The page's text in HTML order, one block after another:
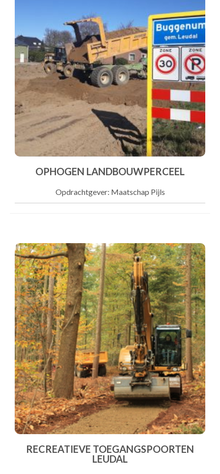
OPHOGEN LANDBOUWPERCEEL
Opdrachtgever: Maatschap Pijls
RECREATIEVE TOEGANGSPOORTEN
LEUDAL